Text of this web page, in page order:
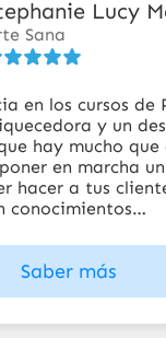
Sana
en los cursos de
y un
hay mucho que
en marcha
hacer a tus
conocimientos
Saber más